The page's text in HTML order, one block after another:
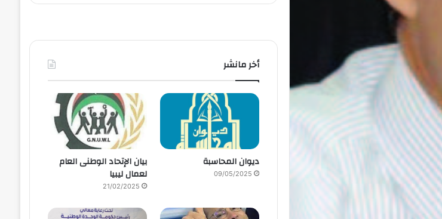
أخر مانشر
ديوان المحاسبة
09/05/2025
بيان الإتحاد الوطنى العام
لعمال ليبيا
21/02/2025